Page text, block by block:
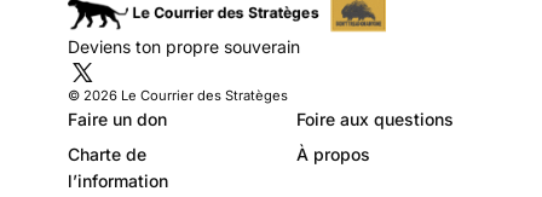
Deviens ton propre souverain
© 2026 Le Courrier des Stratèges
Faire un don
Foire aux questions
Charte de
l’information
À propos